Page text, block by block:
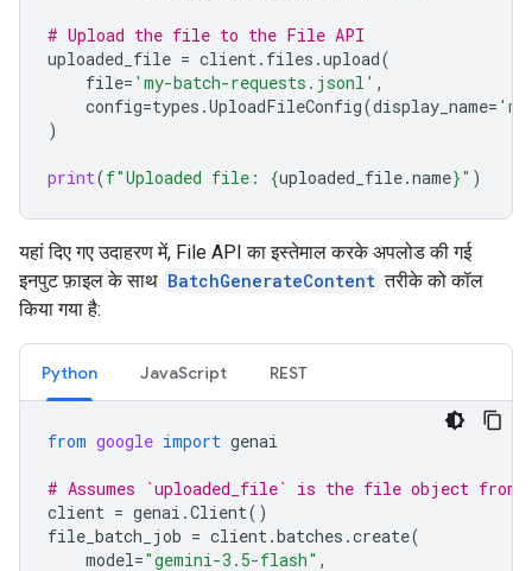
# Upload the file to the File API
uploaded_file = client. files .upload(
file= 'my-batch-requests.jsonl' ,
config=types .UploadFileConfig(display_name=
)
print(f"Uploaded file: {uploaded_file.name}" )
यहां दिए गए उदाहरण में, File API का इस्तेमाल करके अपलोड की गई
इनपुट फ़ाइल के साथ BatchGenerateContent तरीके को कॉल
किया गया है:
Python JavaScript REST
from google import genai
# Assumes `uploaded_file` is the file object from
client = genai .Client()
file_batch_job = client.batches .create(
model="gemini-3.5-flash" ,